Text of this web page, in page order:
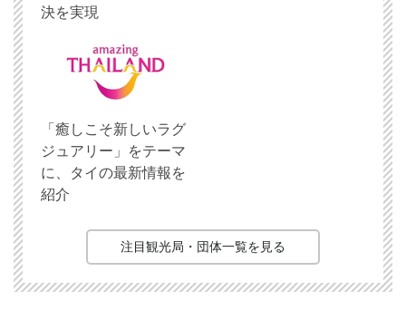
決を実現
「癒しこそ新しいラグ
ジュアリー」をテーマ
に、タイの最新情報を
紹介
注目観光局・団体一覧を見る